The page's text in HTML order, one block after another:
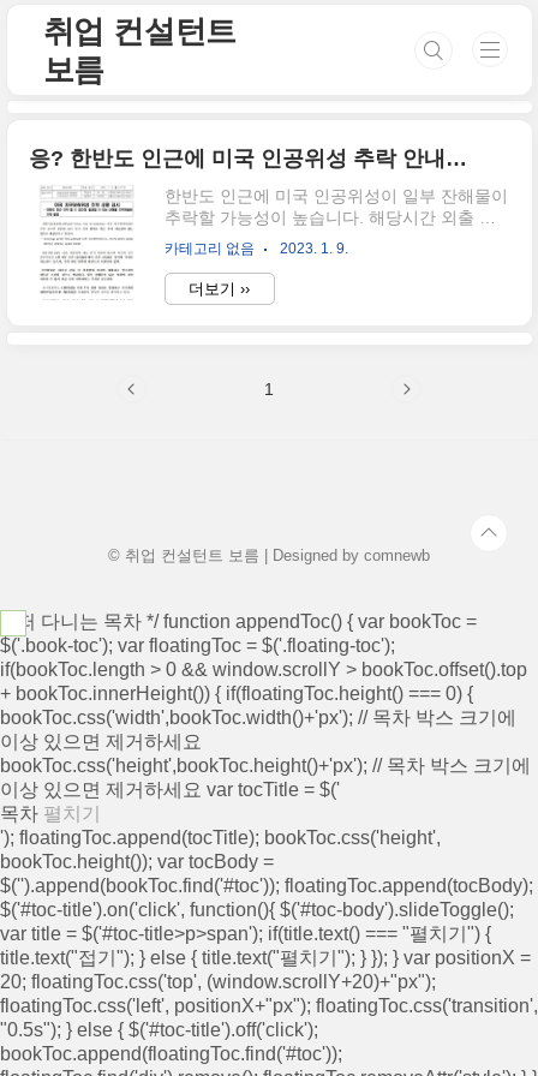
취업 컨설턴트
보름
응? 한반도 인근에 미국 인공위성 추락 안내문자?
한반도 인근에 미국 인공위성이 일부 잔해물이
추락할 가능성이 높습니다. 해당시간 외출 시
유의하여 주시길 바랍니다.라는 문자 혹시 받
으셨나요? 저는 이런 재난문자는 사실 처음 받
아보는 듯싶은데요. 이 문자가 왜 발송되었고,
누가 발송되었는지 정리해 보겠습니다. 발신자
관위성인 지구복사수지위성이 오후 12시~1시
카테고리 없음 2023. 1. 9.
더보기 ››
1
© 취업 컨설턴트 보름 | Designed by comnewb
/* 떠 다니는 목차 */ function appendToc() { var bookToc =
$('.book-toc'); var floatingToc = $('.floating-toc');
if(bookToc.length > 0 && window.scrollY > bookToc.offset().top
+ bookToc.innerHeight()) { if(floatingToc.height() === 0) {
bookToc.css('width',bookToc.width()+'px'); // 목차 박스 크기에
이상 있으면 제거하세요
bookToc.css('height',bookToc.height()+'px'); // 목차 박스 크기에
이상 있으면 제거하세요 var tocTitle = $('
목차 펼치기
'); floatingToc.append(tocTitle); bookToc.css('height',
bookToc.height()); var tocBody =
$('').append(bookToc.find('#toc')); floatingToc.append(tocBody);
$('#toc-title').on('click', function(){ $('#toc-body').slideToggle();
var title = $('#toc-title>p>span'); if(title.text() === "펼치기") {
title.text("접기"); } else { title.text("펼치기"); } }); } var positionX =
20; floatingToc.css('top', (window.scrollY+20)+"px");
floatingToc.css('left', positionX+"px"); floatingToc.css('transition',
"0.5s"); } else { $('#toc-title').off('click');
bookToc.append(floatingToc.find('#toc'));